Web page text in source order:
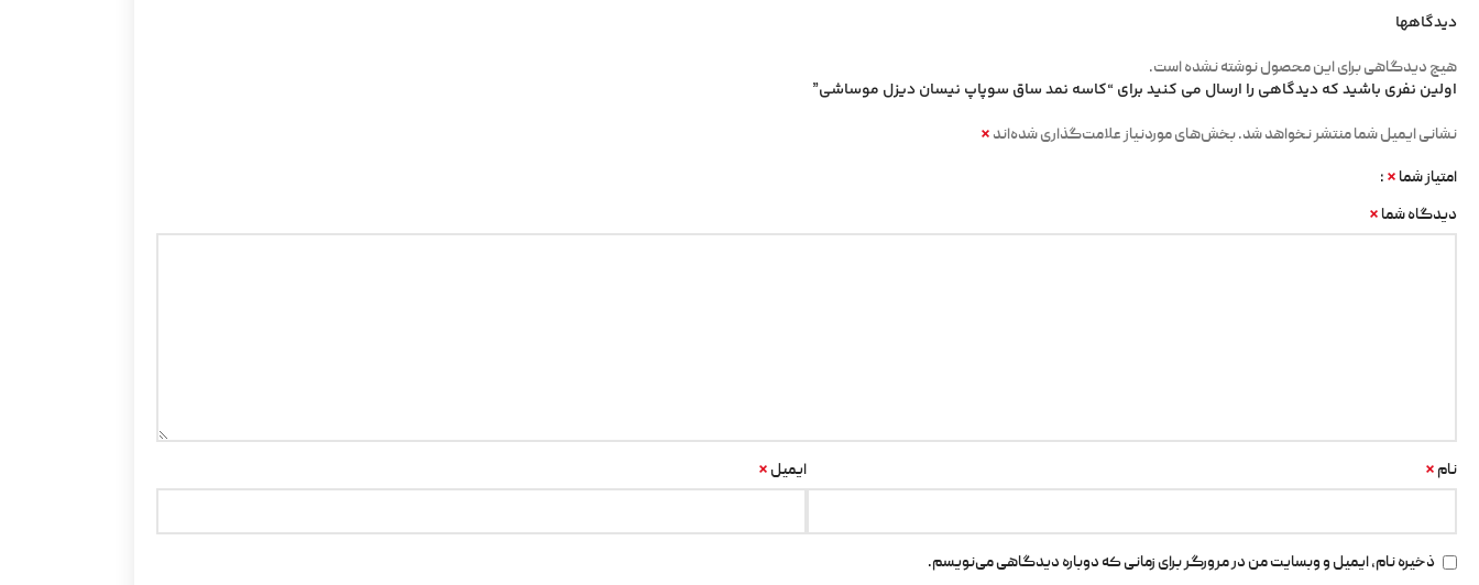
دیدگاهها
هیچ دیدگاهی برای این محصول نوشته نشده است.
اولین نفری باشید که دیدگاهی را ارسال می کنید برای “کاسه نمد ساق سوپاپ نیسان دیزل موساشی”
نشانی ایمیل شما منتشر نخواهد شد.بخش‌های موردنیاز علامت‌گذاری شده‌اند *
امتیاز شما *
دیدگاه شما *
نام * ایمیل *
ذخیره نام، ایمیل و وبسایت من در مرورگر برای زمانی که دوباره دیدگاهی می‌نویسم.